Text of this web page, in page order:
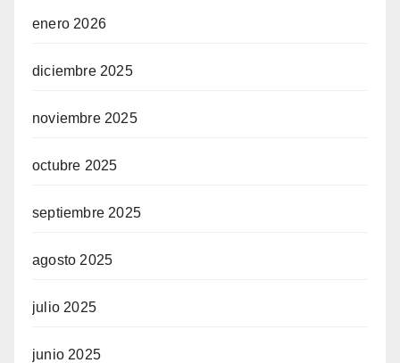
enero 2026
diciembre 2025
noviembre 2025
octubre 2025
septiembre 2025
agosto 2025
julio 2025
junio 2025